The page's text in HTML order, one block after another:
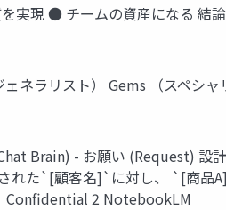
現 ● チームの資産になる 結
ネラリスト） Gems （スペシ
Brain) - お願い (Request)
れた`[顧客名]`に対し、 `[商
Confidential 2 NotebookLM